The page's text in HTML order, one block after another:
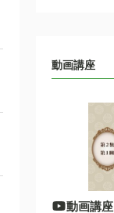
動画講座
動画講座